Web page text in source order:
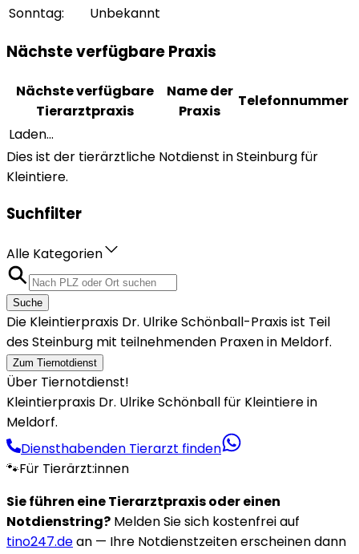
Sonntag: Unbekannt
Nächste verfügbare Praxis
Nächste verfügbare
Tierarztpraxis
Name der
Praxis
Telefonnummer
Laden...
Dies ist der tierärztliche Notdienst in Steinburg für
Kleintiere.
Suchfilter
Alle Kategorien
Suche
Die Kleintierpraxis Dr. Ulrike Schönball-Praxis ist Teil
des Steinburg mit teilnehmenden Praxen in Meldorf.
Zum Tiernotdienst
Über Tiernotdienst!
Kleintierpraxis Dr. Ulrike Schönball für Kleintiere in
Meldorf.
Diensthabenden Tierarzt finden
🐾Für Tierärzt:innen
Sie führen eine Tierarztpraxis oder einen
Notdienstring? Melden Sie sich kostenfrei auf
tino247.dean — Ihre Notdienstzeiten erscheinen dann